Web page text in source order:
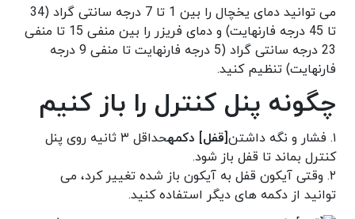
می توانید دمای یخچال را بین 1 تا 7 درجه سانتی گراد (34
تا 45 درجه فارنهایت) و دمای فریزر را بین منفی 15 تا منفی
23 درجه سانتی گراد (5 درجه فارنهایت تا منفی 9 درجه
فارنهایت) تنظیم کنید.
چگونه پنل کنترل را باز کنیم
۱. فشار و نگه داشتن [قفل] دکمه
حداقل ۳ ثانیه روی پنل
کنترل بماند تا قفل باز شود.
۲. وقتی آیکون قفل به آیکون باز شده تغییر کرد، می
توانید از دکمه های دیگر استفاده کنید.